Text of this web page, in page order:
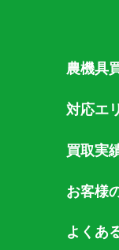
農機具
対応エ
買取実
お客様
よくあ